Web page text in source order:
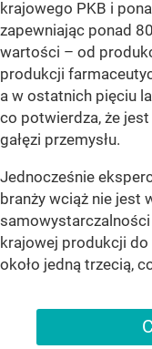
krajowego PKB i
zapewniając ponad
wartości – od
produkcji
a w ostatnich pięciu
co potwierdza, że
gałęzi przemysłu.
Jednocześnie
branży wciąż nie jest
krajowej produkcji
około jedną trzecią,